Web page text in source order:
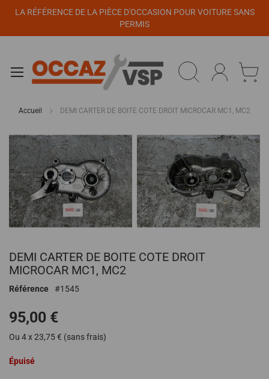
LA RÉFÉRENCE DE LA PIÈCE D'OCCASION POUR VOITURE SANS
PERMIS
Accueil DEMI CARTER DE BOITE COTE DROIT MICROCAR MC1, MC2
Passer
à
la
fin
de
la
galerie
d’images
au
début
la
d’images
DEMI CARTER DE BOITE COTE DROIT
MICROCAR MC1, MC2
Référence 1545
95,00 €
Ou 4 x 23,75 € (sans frais)
Épuisé
Panneau de gestion des cookies